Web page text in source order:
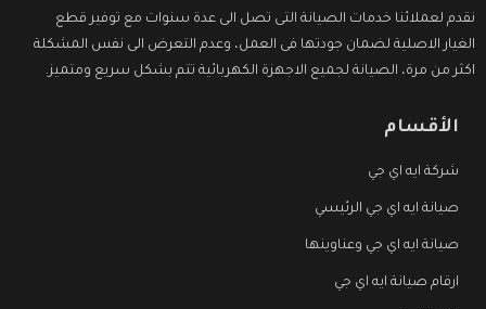
نقدم لعملائنا خدمات الصيانة التى تصل الى عدة سنوات مع توفير قطع
الغيار الاصلية لضمان جودتها فى العمل، وعدم التعرض الى نفس المشكلة
اكثر من مرة، الصيانة لجميع الاجهزة الكهربائية تتم بشكل سريع ومتميز.
الأقسام
شركة ايه اي جي
صيانة ايه اي جي الرئيسي
صيانة ايه اي جي وعناوينها
ارقام صيانة ايه اي جي